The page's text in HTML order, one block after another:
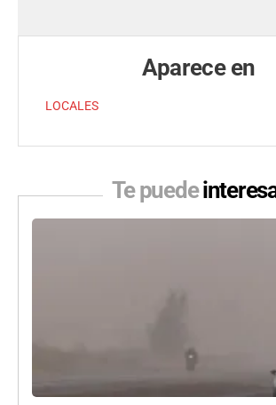
Aparece en
LOCALES
Te puede